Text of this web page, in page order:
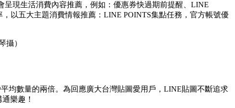
現生活消費內容推薦，例如：優惠券快過期前提醒、LINE
以五大主題消費情報推薦：LINE POINTS集點任務，官方帳號優
攝）
均數量的兩倍。為回應廣大台灣貼圖愛用戶，LINE貼圖不斷追求
樂趣！